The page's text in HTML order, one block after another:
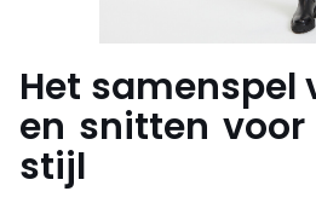
Het samenspel
en snitten
stijl